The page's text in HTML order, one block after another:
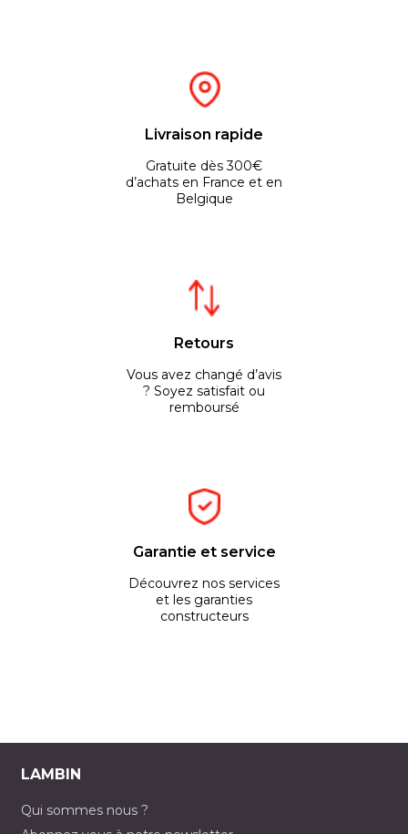
Livraison rapide
Gratuite dès 300€
d’achats en France et en
Belgique
Retours
Vous avez changé d’avis
? Soyez satisfait ou
remboursé
Garantie et service
Découvrez nos services
et les garanties
constructeurs
LAMBIN
Qui sommes nous ?